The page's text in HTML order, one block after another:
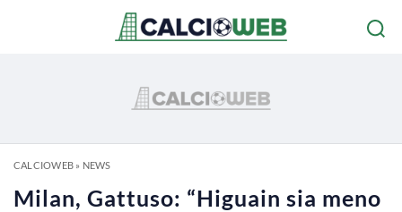
CALCIOWEB» NEWS
Milan, Gattuso: “Higuain sia meno